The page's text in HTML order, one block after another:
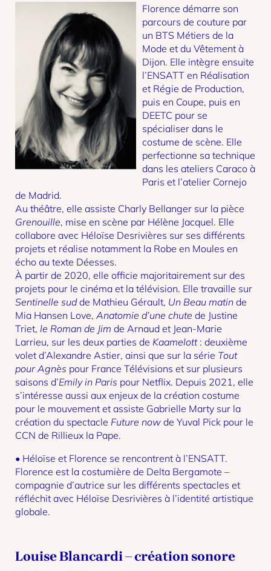
Florence démarre son
parcours de couture par
un BTS Métiers de la
Mode et du Vêtement à
Dijon. Elle intègre ensuite
l’ENSATT en Réalisation
et Régie de Production,
puis en Coupe, puis en
DEETC pour se
spécialiser dans le
costume de scène. Elle
perfectionne sa technique
dans les ateliers Caraco à
Paris et l’atelier Cornejo
de Madrid.
Au théâtre, elle assiste Charly Bellanger sur la pièce
Grenouille, mise en scène par Hélène Jacquel. Elle
collabore avec Héloïse Desrivières sur ses différents
projets et réalise notamment la Robe en Moules en
écho au texte Déesses.
À partir de 2020, elle officie majoritairement sur des
projets pour le cinéma et la télévision. Elle travaille sur
Sentinelle sudde Mathieu Gérault, Un Beau matin de
Mia Hansen Love, Anatomie d’une chute de Justine
Triet, le Roman de Jim de Arnaud et Jean-Marie
Larrieu, sur les deux parties de Kaamelott: deuxième
volet d’Alexandre Astier, ainsi que sur la série Tout
pour Agnès pour France Télévisions et sur plusieurs
saisons d’Emily in Paris pour Netflix. Depuis 2021, elle
s’intéresse aussi aux enjeux de la création costume
pour le mouvement et assiste Gabrielle Marty sur la
création du spectacle Future now de Yuval Pick pour le
CCN de Rillieux la Pape.
• Héloïse et Florence se rencontrent à l’ENSATT.
Florence est la costumière de Delta Bergamote –
compagnie d’autrice sur les différents spectacles et
réfléchit avec Héloïse Desrivières à l’identité artistique
globale.
Louise Blancardi – création sonore